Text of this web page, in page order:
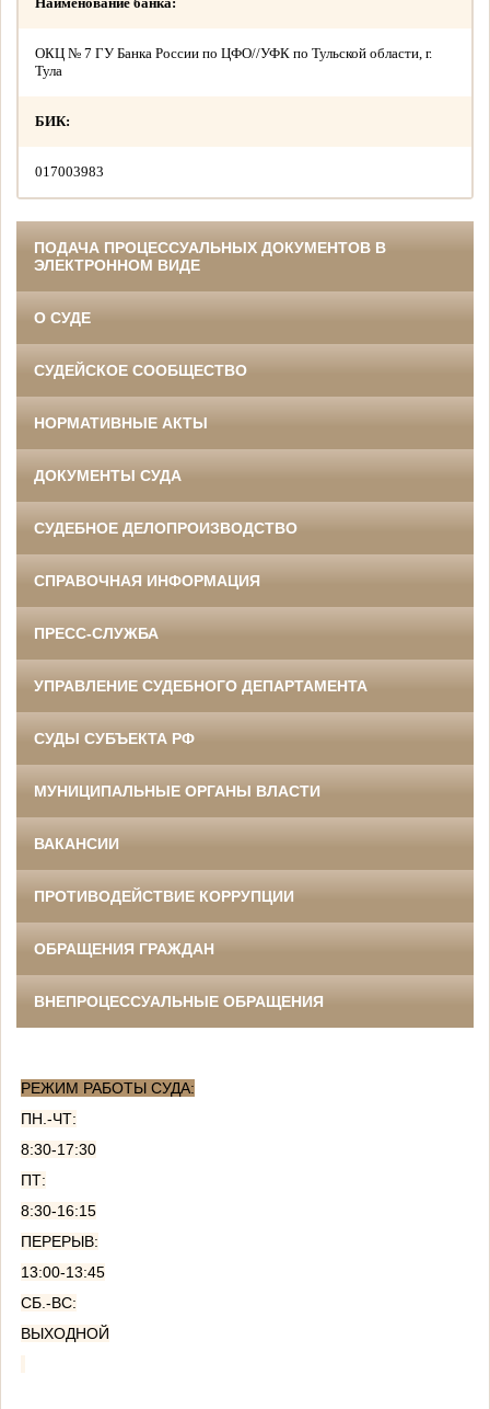
ОКЦ № 7 ГУ Банка России по ЦФО//УФК по Тульской области, г.
Тула
БИК:
017003983
ПОДАЧА ПРОЦЕССУАЛЬНЫХ ДОКУМЕНТОВ В
ЭЛЕКТРОННОМ ВИДЕ
О СУДЕ
СУДЕЙСКОЕ СООБЩЕСТВО
НОРМАТИВНЫЕ АКТЫ
ДОКУМЕНТЫ СУДА
СУДЕБНОЕ ДЕЛОПРОИЗВОДСТВО
СПРАВОЧНАЯ ИНФОРМАЦИЯ
ПРЕСС-СЛУЖБА
УПРАВЛЕНИЕ СУДЕБНОГО ДЕПАРТАМЕНТА
СУДЫ СУБЪЕКТА РФ
МУНИЦИПАЛЬНЫЕ ОРГАНЫ ВЛАСТИ
ВАКАНСИИ
ПРОТИВОДЕЙСТВИЕ КОРРУПЦИИ
ОБРАЩЕНИЯ ГРАЖДАН
ВНЕПРОЦЕССУАЛЬНЫЕ ОБРАЩЕНИЯ
РЕЖИМ РАБОТЫ СУДА:
ПН.-ЧТ:
8:30-17:30
ПТ:
8:30-16:15
ПЕРЕРЫВ:
13:00-13:45
СБ.-ВС:
ВЫХОДНОЙ